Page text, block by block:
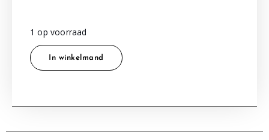
1 op voorraad
In winkelmand